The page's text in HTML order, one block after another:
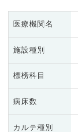
医療機関名
施設種別
標榜科目
病床数
カルテ種別